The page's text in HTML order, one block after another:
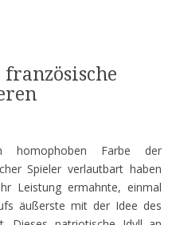
homophoben Farbe der
Spieler verlautbart haben
Leistung ermahnte, einmal
äußerste mit der Idee des